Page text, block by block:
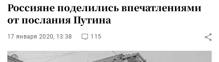
Россияне поделились впечатлениями
от послания Путина
17 января 2020, 13:38 115